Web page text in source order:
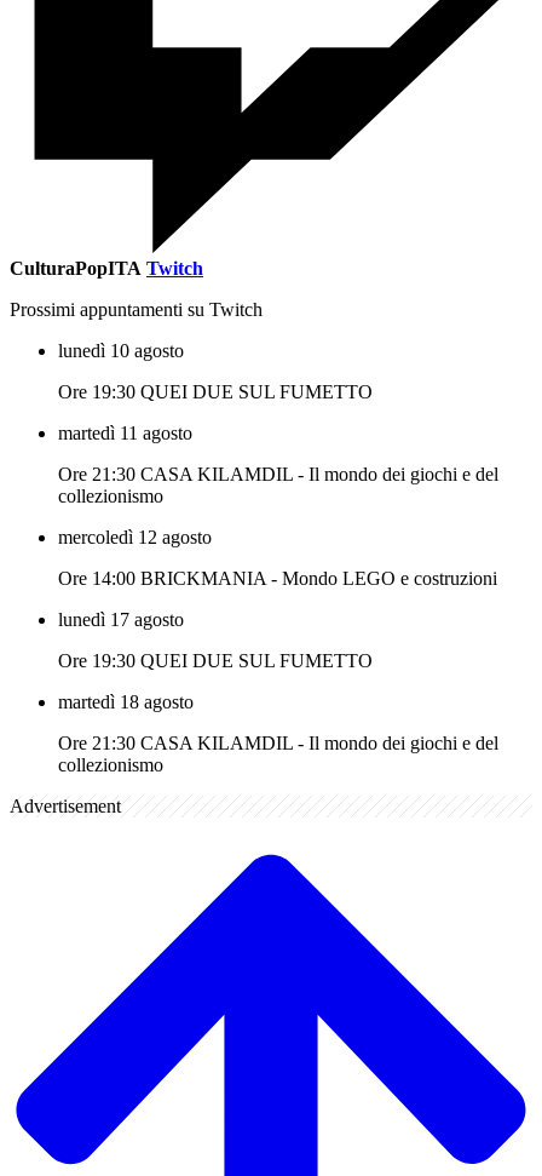
CulturaPopITA Twitch
Prossimi appuntamenti su Twitch
lunedì 10 agosto
Ore 19:30 QUEI DUE SUL FUMETTO
martedì 11 agosto
Ore 21:30 CASA KILAMDIL - Il mondo dei giochi e del
collezionismo
mercoledì 12 agosto
Ore 14:00 BRICKMANIA - Mondo LEGO e costruzioni
lunedì 17 agosto
Ore 19:30 QUEI DUE SUL FUMETTO
martedì 18 agosto
Ore 21:30 CASA KILAMDIL - Il mondo dei giochi e del
collezionismo
Advertisement